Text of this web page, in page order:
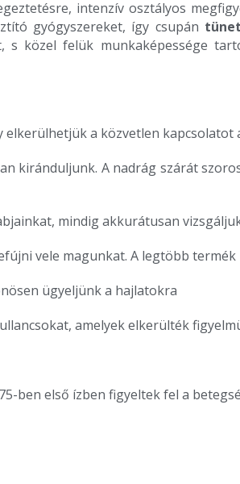
intenzív osztályos
gyógyszereket, így csupán
közel felük munkaképessége
a közvetlen kapcsolatot
kiránduljunk. A nadrág szárát
mindig akkurátusan
vele magunkat. A legtöbb
ügyeljünk a hajlatokra
amelyek elkerülték
ben első ízben figyeltek fel a